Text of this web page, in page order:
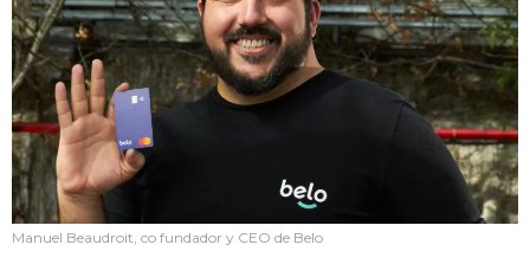
Manuel Beaudroit, co fundador y CEO de Belo